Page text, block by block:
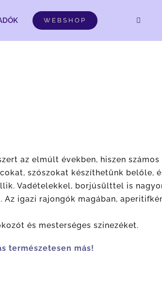
WEBSHOP
az elmúlt években, hiszen
szószokat készíthetünk belőle,
Vadételekkel, borjúsülttel is
igazi rajongók magában,
és mesterséges szinezéket.
természetesen más!